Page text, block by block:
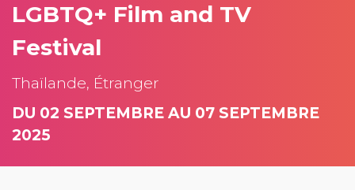
LGBTQ+ Film and TV
Festival
Thaïlande, Étranger
DU 02 SEPTEMBRE AU 07 SEPTEMBRE
2025